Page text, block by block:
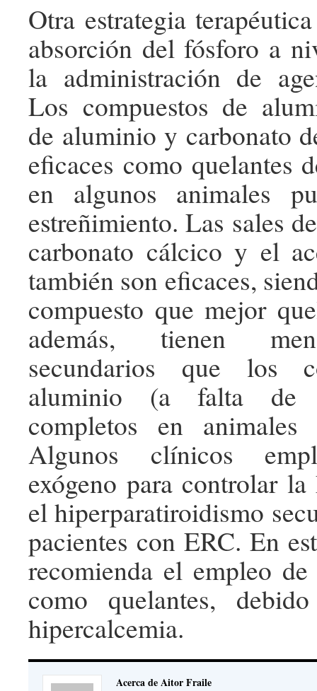
Otra estrategia
absorción del fósforo a
la administración de
Los compuestos de
de aluminio y carbonato
eficaces como quelantes
en algunos animales
estreñimiento. Las sales
carbonato cálcico y el
también son eficaces,
compuesto que mejor
además, tienen
secundarios que los
aluminio (a falta de
completos en animales
Algunos clínicos
exógeno para controlar
el hiperparatiroidismo
pacientes con ERC. En
recomienda el empleo
como quelantes,
hipercalcemia.
Acerca de Aitor Fraile